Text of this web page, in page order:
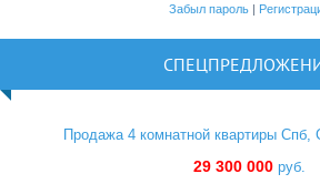
Забыл пароль|
Продажа 4 комнатной квартиры Спб,
29 300 000руб.